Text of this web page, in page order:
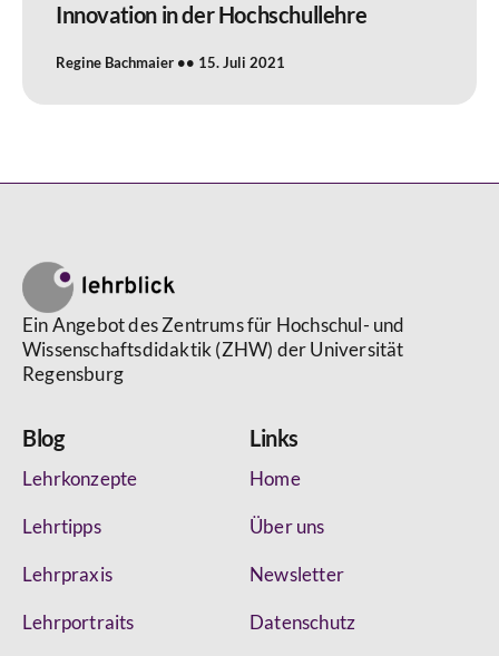
Innovation in der Hochschullehre
Regine Bachmaier 15. Juli 2021
Ein Angebot des Zentrums für Hochschul- und
Wissenschaftsdidaktik (ZHW) der Universität
Regensburg
Blog
Lehrkonzepte
Lehrtipps
Lehrpraxis
Lehrportraits
Links
Home
Über uns
Newsletter
Datenschutz